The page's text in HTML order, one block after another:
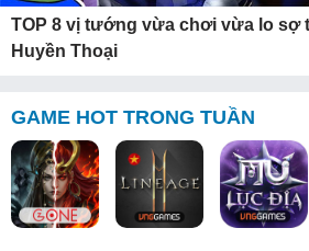
TOP 8 vị tướng vừa chơi vừa lo sợ
Huyền Thoại
GAME HOT TRONG TUẦN